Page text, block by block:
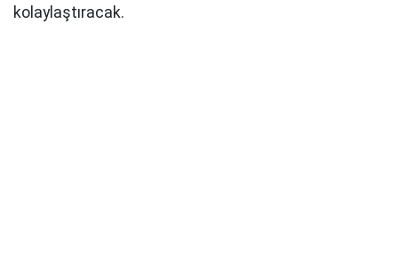
kolaylaştıracak.